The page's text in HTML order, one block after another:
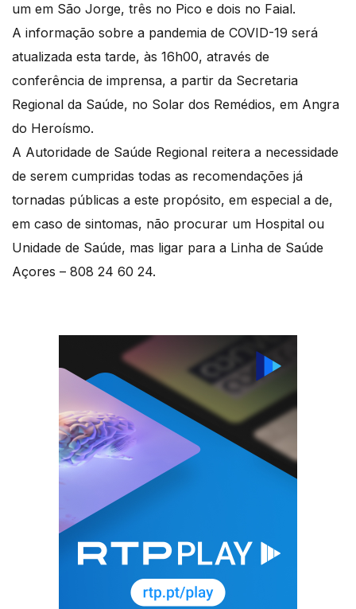
um em São Jorge, três no Pico e dois no Faial.
A informação sobre a pandemia de COVID-19 será
atualizada esta tarde, às 16h00, através de
conferência de imprensa, a partir da Secretaria
Regional da Saúde, no Solar dos Remédios, em Angra
do Heroísmo.
A Autoridade de Saúde Regional reitera a necessidade
de serem cumpridas todas as recomendações já
tornadas públicas a este propósito, em especial a de,
em caso de sintomas, não procurar um Hospital ou
Unidade de Saúde, mas ligar para a Linha de Saúde
Açores – 808 24 60 24.